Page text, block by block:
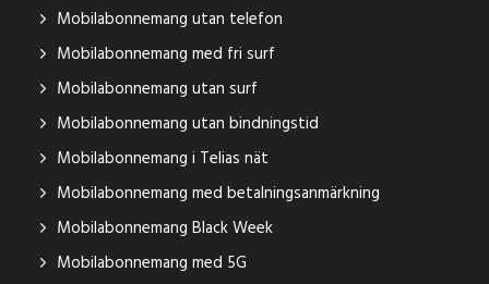
Mobilabonnemang utan telefon
Mobilabonnemang med fri surf
Mobilabonnemang utan surf
Mobilabonnemang utan bindningstid
Mobilabonnemang i Telias nät
Mobilabonnemang med betalningsanmärkning
Mobilabonnemang Black Week
Mobilabonnemang med 5G